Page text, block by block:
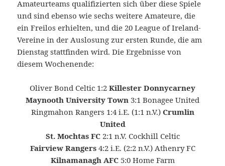
Amateurteams qualifizierten sich über diese Spiele
und sind ebenso wie sechs weitere Amateure, die
ein Freilos erhielten, und die 20 League of Ireland-
Vereine in der Auslosung zur ersten Runde, die am
Dienstag stattfinden wird. Die Ergebnisse von
diesem Wochenende:
Oliver Bond Celtic 1:2 Killester Donnycarney
Maynooth University Town 3:1 Bonagee United
Ringmahon Rangers 1:4 i.E. (1:1 n.V.) Crumlin
United
St. Mochtas FC2:1 n.V. Cockhill Celtic
Fairview Rangers4:2 i.E. (2:2 n.V.) Athenry FC
Kilnamanagh AFC5:0 Home Farm